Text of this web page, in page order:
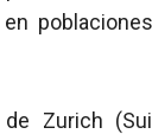
de Zurich